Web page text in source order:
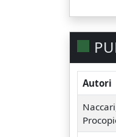
Autori